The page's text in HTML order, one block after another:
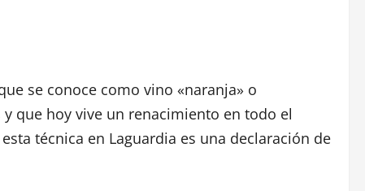
se conoce como vino «naranja» o
que hoy vive un renacimiento en todo el
técnica en Laguardia es una declaración de